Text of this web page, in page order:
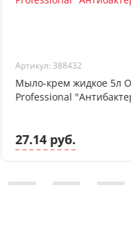
Артикул: 388432
Мыло-крем жидкое 5л
Professional
27.14 руб.